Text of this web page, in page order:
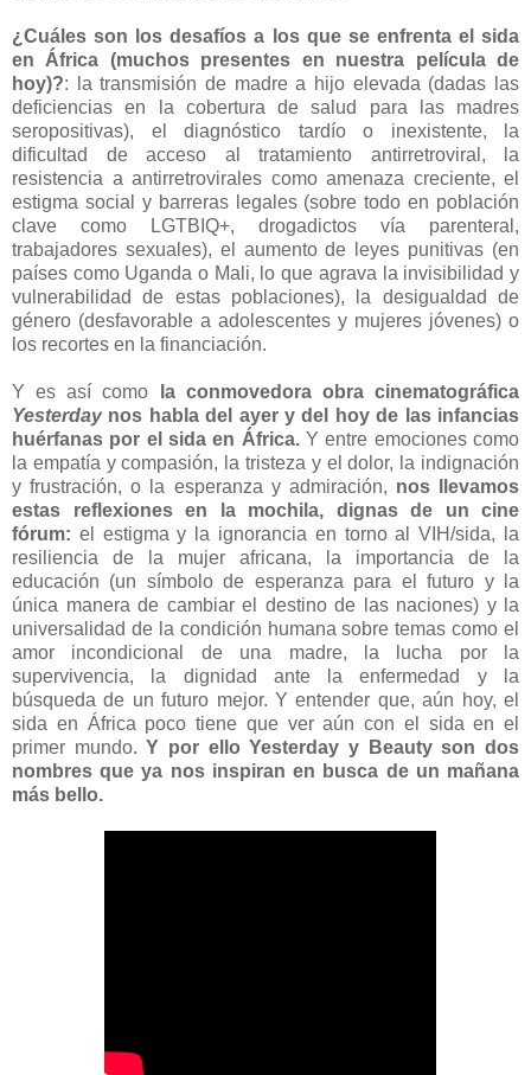
¿Cuáles son los desafíos a los que se enfrenta el sida
en África (muchos presentes en nuestra película de
hoy)?: la transmisión de madre a hijo elevada (dadas las
deficiencias en la cobertura de salud para las madres
seropositivas), el diagnóstico tardío o inexistente, la
dificultad de acceso al tratamiento antirretroviral, la
resistencia a antirretrovirales como amenaza creciente, el
estigma social y barreras legales (sobre todo en población
clave como LGTBIQ+, drogadictos vía parenteral,
trabajadores sexuales), el aumento de leyes punitivas (en
países como Uganda o Mali, lo que agrava la invisibilidad y
vulnerabilidad de estas poblaciones), la desigualdad de
género (desfavorable a adolescentes y mujeres jóvenes) o
los recortes en la financiación.
Y es así como la conmovedora obra cinematográfica
Yesterdaynos habla del ayer y del hoy de las infancias
huérfanas por el sida en África.Y entre emociones como
la empatía y compasión, la tristeza y el dolor, la indignación
y frustración, o la esperanza y admiración, nos llevamos
estas reflexiones en la mochila, dignas de un cine
fórum: el estigma y la ignorancia en torno al VIH/sida, la
resiliencia de la mujer africana, la importancia de la
educación (un símbolo de esperanza para el futuro y la
única manera de cambiar el destino de las naciones) y la
universalidad de la condición humana sobre temas como el
amor incondicional de una madre, la lucha por la
supervivencia, la dignidad ante la enfermedad y la
búsqueda de un futuro mejor. Y entender que, aún hoy, el
sida en África poco tiene que ver aún con el sida en el
primer mundo.Y por ello Yesterday y Beauty son dos
nombres que ya nos inspiran en busca de un mañana
más bello.